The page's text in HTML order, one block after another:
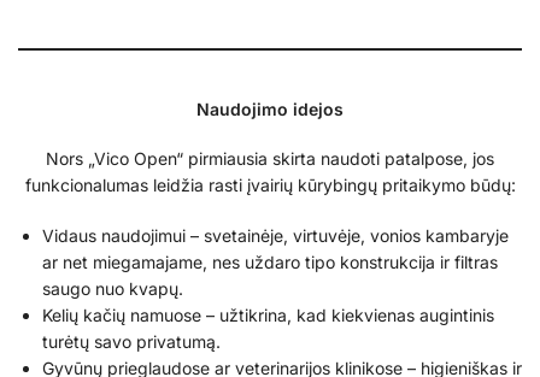
Naudojimo idejos
Nors „Vico Open“ pirmiausia skirta naudoti patalpose, jos
funkcionalumas leidžia rasti įvairių kūrybingų pritaikymo būdų:
Vidaus naudojimui – svetainėje, virtuvėje, vonios kambaryje
ar net miegamajame, nes uždaro tipo konstrukcija ir filtras
saugo nuo kvapų.
Kelių kačių namuose – užtikrina, kad kiekvienas augintinis
turėtų savo privatumą.
Gyvūnų prieglaudose ar veterinarijos klinikose – higieniškas ir